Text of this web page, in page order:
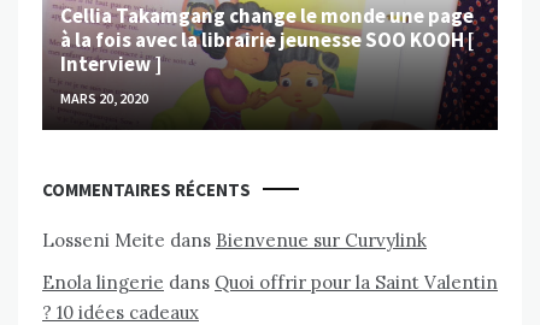
Cellia Takamgang change le monde une page
à la fois avec la librairie jeunesse SOO KOOH [
Interview ]
MARS 20, 2020
COMMENTAIRES RÉCENTS
Losseni Meite dans Bienvenue sur Curvylink
Enola lingerie dans Quoi offrir pour la Saint Valentin
? 10 idées cadeaux